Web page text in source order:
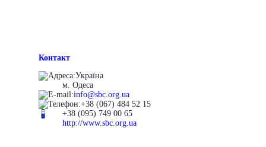
Контакт
Україна
м. Одеса
info@sbc.org.ua
+38 (067) 484 52 15
+38 (095) 749 00 65
http://www.sbc.org.ua